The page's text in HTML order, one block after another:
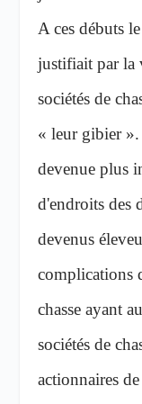
A ces débuts
justifiait par la
sociétés de
« leur gibier ».
devenue plus
d'endroits des
devenus
complications
chasse ayant
sociétés de
actionnaires